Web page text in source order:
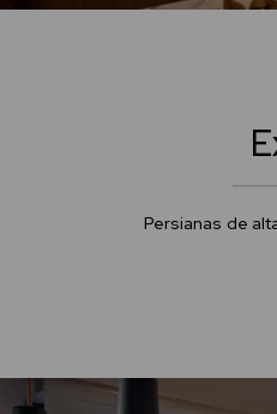
Persianas de